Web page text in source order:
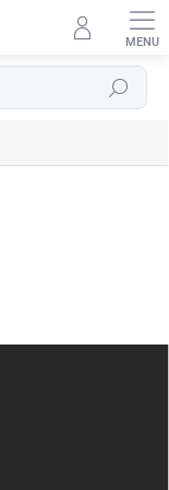
Hľadať